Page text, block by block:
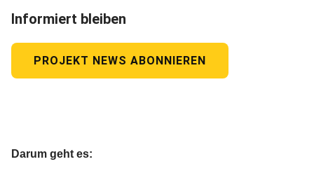
Darum geht es:
Informiert bleiben
PROJEKT NEWS ABONNIEREN